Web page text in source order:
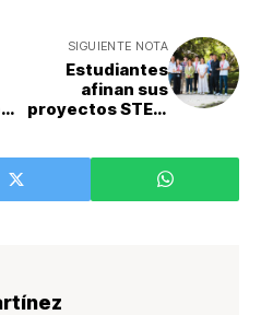
SIGUIENTE NOTA
Estudiantes
afinan sus
proyectos STEM
competencia
automotriz